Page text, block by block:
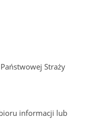
Straży
informacji lub